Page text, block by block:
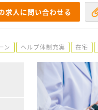
求人に問い合わせる
ン ヘルプ体制充実 在宅